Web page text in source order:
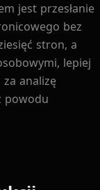
jest przesłanie
bez
stron, a
lepiej
analizę
powodu